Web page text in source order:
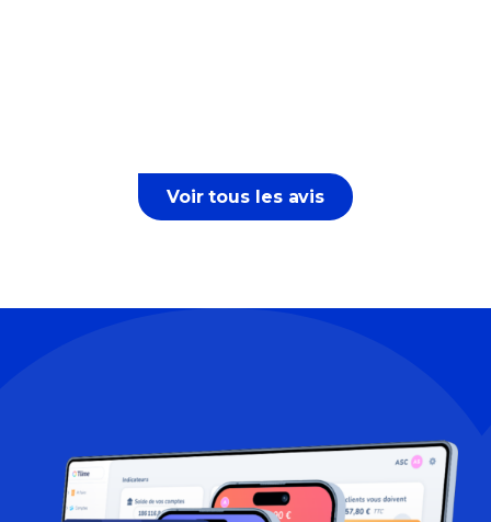
Voir tous les avis